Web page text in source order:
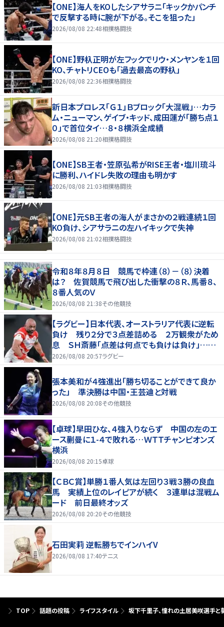
【ONE】海人をKOしたシアサラニ「キックかパンチ
で反撃する時に腕が下がる。そこを狙った」
2026/08/08 22:48相撲格闘技
【ONE】野杁正明が左フックでリウ・メンヤンを１回
KO、チャトリCEOも「過去最高の野杁」
2026/08/08 22:36相撲格闘技
新日本プロレス「Ｇ１」Ｂブロック「大混戦」…カラ
ム・ニューマン、ゲイブ・キッド、成田蓮が「勝ち点１
０」で首位タイ…８・８横浜全成績
2026/08/08 21:20相撲格闘技
【ONE】SB王者・笠原弘希がRISE王者・塩川琉斗
に勝利、ハイドレ失敗の理由も明かす
2026/08/08 21:03相撲格闘技
【ONE】元SB王者の海人がまさかの２戦連続１回
KO負け、シアサラニの左ハイキックで失神
2026/08/08 21:02相撲格闘技
令和８年８月８日 競馬で枠連（８）－（８）決着
は？ 佐賀競馬で飛び出した衝撃の８Ｒ、馬番８、
８番人気のＶ
2026/08/08 21:38その他競技
【ラグビー】日本代表、オーストラリア代表に逆転
負け 残り２分で３点差詰める ２万観衆がため
息 ＳＨ斎藤「点差は何点でも負けは負け」…前
半にＳＯ伊藤龍が先制トライ、３２ー３５で惜敗
2026/08/08 20:57ラグビー
張本美和が４強進出「勝ち切ることができて良か
った」 準決勝は中国・王芸迪と対戦
2026/08/08 20:08その他競技
【卓球】早田ひな、４強入りならず 中国の左のエ
ース蒯曼に１-４で敗れる…ＷＴＴチャンピオンズ
横浜
2026/08/08 20:15卓球
【ＣＢＣ賞】単勝１番人気は左回り３戦３勝の良血
馬 実績上位のレイピアが続く ３連単は混戦ム
ード 前日最終オッズ
2026/08/08 20:20その他競技
石田実莉 逆転勝ちでインハイV
2026/08/08 17:40テニス
TOP 話題の投稿 ライフスタイル 坂下千里子、憧れの土居美咲選手と